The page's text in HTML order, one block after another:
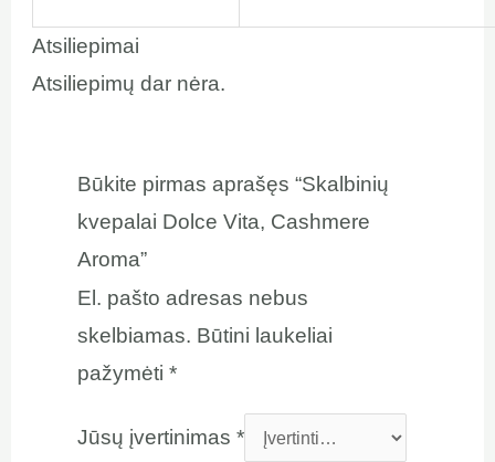
Atsiliepimai
Atsiliepimų dar nėra.
Būkite pirmas aprašęs “Skalbinių
kvepalai Dolce Vita, Cashmere
Aroma”
El. pašto adresas nebus
skelbiamas. Būtini laukeliai
pažymėti *
Jūsų įvertinimas *